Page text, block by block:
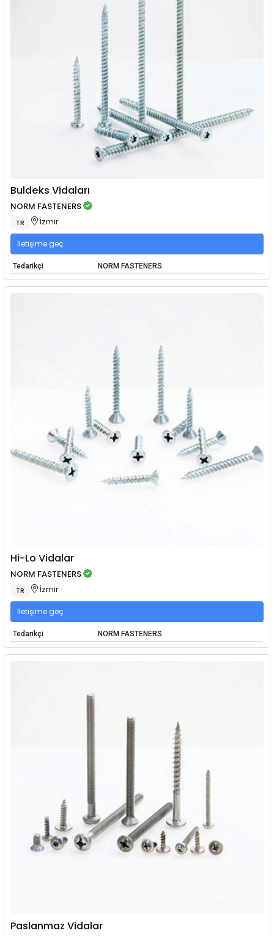
Buldeks Vidaları
NORM FASTENERS
TR İzmir
İletişime geç
Tedarikçi NORM FASTENERS
Hi-Lo Vidalar
NORM FASTENERS
TR İzmir
İletişime geç
Tedarikçi NORM FASTENERS
Paslanmaz Vidalar